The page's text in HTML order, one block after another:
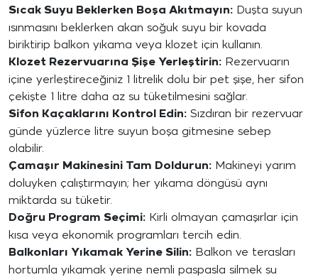
Sıcak Suyu Beklerken Boşa Akıtmayın: Duşta suyun
ısınmasını beklerken akan soğuk suyu bir kovada
biriktirip balkon yıkama veya klozet için kullanın.
Klozet Rezervuarına Şişe Yerleştirin: Rezervuarın
içine yerleştireceğiniz 1 litrelik dolu bir pet şişe, her sifon
çekişte 1 litre daha az su tüketilmesini sağlar.
Sifon Kaçaklarını Kontrol Edin: Sızdıran bir rezervuar
günde yüzlerce litre suyun boşa gitmesine sebep
olabilir.
Çamaşır Makinesini Tam Doldurun: Makineyi yarım
doluyken çalıştırmayın; her yıkama döngüsü aynı
miktarda su tüketir.
Doğru Program Seçimi: Kirli olmayan çamaşırlar için
kısa veya ekonomik programları tercih edin.
Balkonları Yıkamak Yerine Silin: Balkon ve terasları
hortumla yıkamak yerine nemli paspasla silmek su